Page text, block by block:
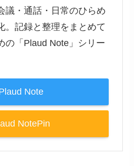
議・通話・日常のひらめ
。記録と整理をまとめて
の「Plaud Note」シリー
Note
NotePin